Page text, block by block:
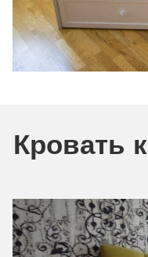
Кровать